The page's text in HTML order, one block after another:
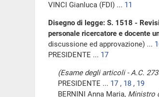
VINCI Gianluca (FDI) ... 11
Disegno di legge: S. 1518 -
personale ricercatore e docente
discussione ed approvazione) ...
PRESIDENTE ... 17
(Esame degli articoli - A.C.
PRESIDENTE ... 17 , 18 , 19
BERNINI Anna Maria, Ministro